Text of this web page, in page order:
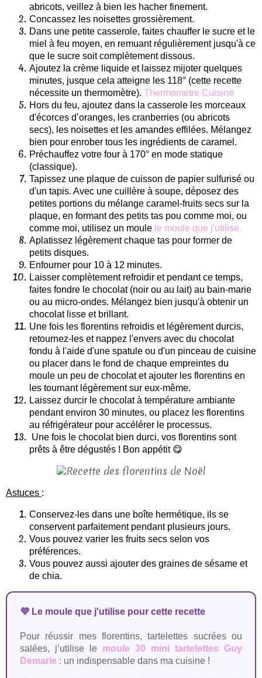
abricots, veillez à bien les hacher finement.
Concassez les noisettes grossièrement.
Dans une petite casserole, faites chauffer le sucre et le
miel à feu moyen, en remuant régulièrement jusqu'à ce
que le sucre soit complètement dissous.
Ajoutez la crème liquide et laissez mijoter quelques
minutes, jusque cela atteigne les 118° (cette recette
nécessite un thermomètre). Thermometre Cuisine
Hors du feu, ajoutez dans la casserole les morceaux
d'écorces d’oranges, les cranberries (ou abricots
secs), les noisettes et les amandes effilées. Mélangez
bien pour enrober tous les ingrédients de caramel.
Préchauffez votre four à 170° en mode statique
(classique).
Tapissez une plaque de cuisson de papier sulfurisé ou
d'un tapis. Avec une cuillère à soupe, déposez des
petites portions du mélange caramel-fruits secs sur la
plaque, en formant des petits tas pou comme moi, ou
comme moi, utilisez un moule le moule que j'utilise.
Aplatissez légèrement chaque tas pour former de
petits disques.
Enfourner pour 10 à 12 minutes.
Laisser complètement refroidir et pendant ce temps,
faites fondre le chocolat (noir ou au lait) au bain-marie
ou au micro-ondes. Mélangez bien jusqu'à obtenir un
chocolat lisse et brillant.
Une fois les florentins refroidis et légèrement durcis,
retournez-les et nappez l'envers avec du chocolat
fondu à l'aide d'une spatule ou d'un pinceau de cuisine
ou placer dans le fond de chaque empreintes du
moule un peu de chocolat et ajouter les florentins en
les tournant légèrement sur eux-même.
Laissez durcir le chocolat à température ambiante
pendant environ 30 minutes, ou placez les florentins
au réfrigérateur pour accélérer le processus.
Une fois le chocolat bien durci, vos florentins sont
prêts à être dégustés ! Bon appétit 😋
Astuces :
Conservez-les dans une boîte hermétique, ils se
conservent parfaitement pendant plusieurs jours.
Vous pouvez varier les fruits secs selon vos
préférences.
Vous pouvez aussi ajouter des graines de sésame et
de chia.
💜 Le moule que j'utilise pour cette recette
Pour réussir mes florentins, tartelettes sucrées ou
salées, j’utilise le moule 30 mini tartelettes Guy
Demarle : un indispensable dans ma cuisine !